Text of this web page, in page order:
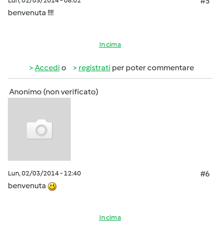
benvenuta !!!!
In cima
Accedi o registrati per poter commentare
Anonimo (non verificato)
Lun, 02/03/2014 - 12:40
#6
benvenuta
In cima